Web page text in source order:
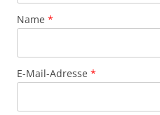
Name *
E-Mail-Adresse *